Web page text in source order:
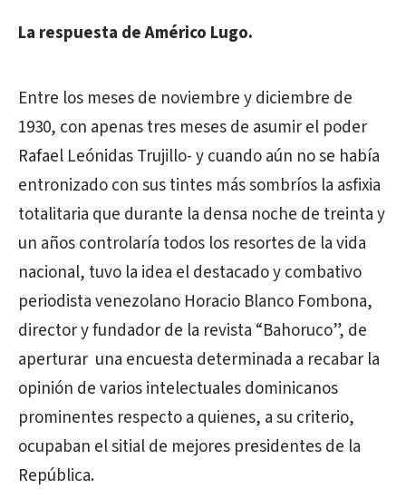
La respuesta de Américo Lugo.
Entre los meses de noviembre y diciembre de
1930, con apenas tres meses de asumir el poder
Rafael Leónidas Trujillo- y cuando aún no se había
entronizado con sus tintes más sombríos la asfixia
totalitaria que durante la densa noche de treinta y
un años controlaría todos los resortes de la vida
nacional, tuvo la idea el destacado y combativo
periodista venezolano Horacio Blanco Fombona,
director y fundador de la revista “Bahoruco”, de
aperturar una encuesta determinada a recabar la
opinión de varios intelectuales dominicanos
prominentes respecto a quienes, a su criterio,
ocupaban el sitial de mejores presidentes de la
República.